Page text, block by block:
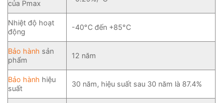
của Pmax
Nhiệt độ hoạt
động
-40°C đến +85°C
Bảo hành sản
phẩm
12 năm
Bảo hành hiệu
suất
30 năm, hiệu suất sau 30 năm là 87.4%